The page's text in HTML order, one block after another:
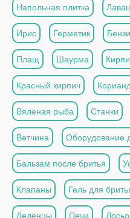
Напольная плитка
Ирис Герметик
Плащ Шаурма
Красный кирпич
Вяленая рыба Станки
Ветчина Оборудование
Бальзам после бритья
Клапаны Гель для
Леденцы Печи